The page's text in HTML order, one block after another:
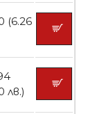
БЕЗПЛАТНО
(6.26
лв.)